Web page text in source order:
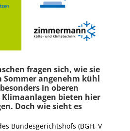
fragen sich, wie sie
Sommer angenehm kühl
in oberen
Klimaanlagen bieten hier
Doch wie sieht es
Bundesgerichtshofs (BGH, V